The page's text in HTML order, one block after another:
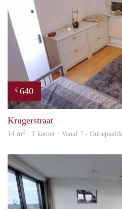
€ 640
Krugerstraat
14 m2 · 1 kamer · Vanaf ? -